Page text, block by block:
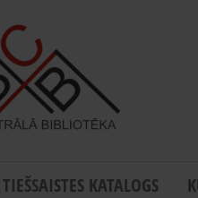
TIEŠSAISTES KATALOGS